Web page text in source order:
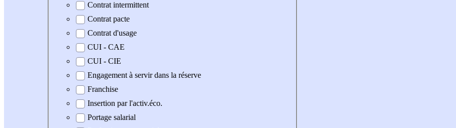
Contrat intermittent
Contrat pacte
Contrat d'usage
CUI - CAE
CUI - CIE
Engagement à servir dans la réserve
Franchise
Insertion par l'activ.éco.
Portage salarial